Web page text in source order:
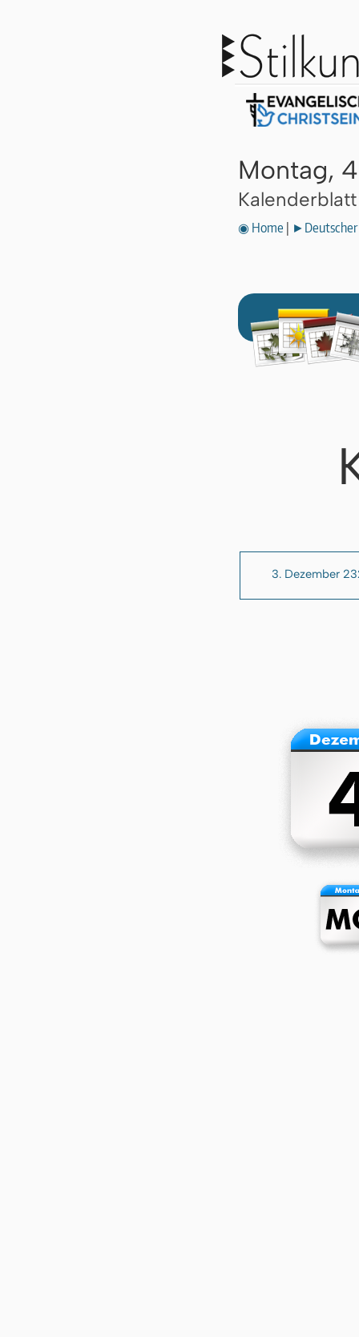
Montag,
◉ Home ►Deutscher
3. Dezember